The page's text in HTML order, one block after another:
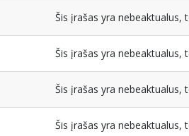
Šis įrašas yra nebeaktualus,
Šis įrašas yra nebeaktualus,
Šis įrašas yra nebeaktualus,
Šis įrašas yra nebeaktualus,